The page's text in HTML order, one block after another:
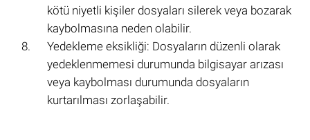
kötü niyetli kişiler dosyaları silerek veya bozarak
kaybolmasına neden olabilir.
Yedekleme eksikliği: Dosyaların düzenli olarak
yedeklenmemesi durumunda bilgisayar arızası
veya kaybolması durumunda dosyaların
kurtarılması zorlaşabilir.